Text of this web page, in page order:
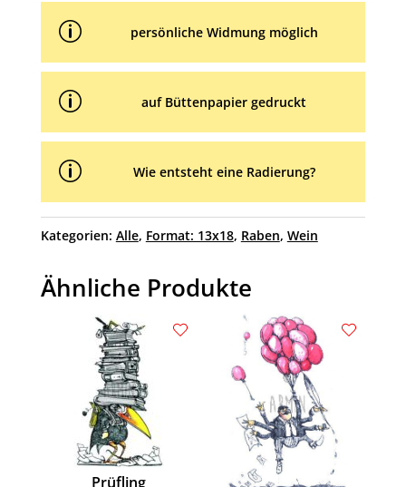
p persönliche Widmung möglich
p auf Büttenpapier gedruckt
p Wie entsteht eine Radierung?
Kategorien: Alle, Format: 13x18, Raben, Wein
Ähnliche Produkte
Prüfling